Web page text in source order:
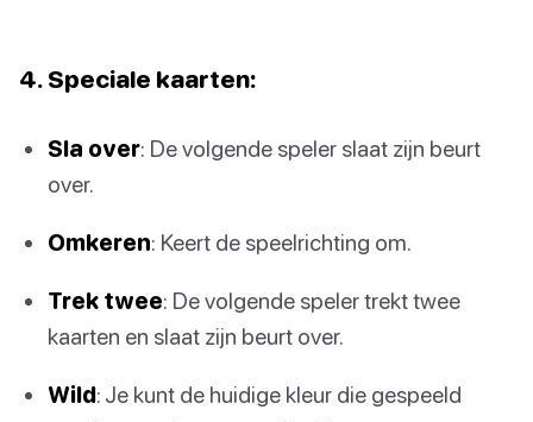
4. Speciale kaarten:
Sla over: De volgende speler slaat zijn beurt
over.
Omkeren: Keert de speelrichting om.
Trek twee: De volgende speler trekt twee
kaarten en slaat zijn beurt over.
Wild: Je kunt de huidige kleur die gespeeld